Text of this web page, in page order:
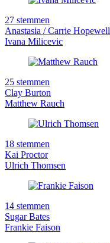
27 stemmen
Anastasia / Carrie Hopewell
Ivana Milicevic
25 stemmen
Clay Burton
Matthew Rauch
18 stemmen
Kai Proctor
Ulrich Thomsen
14 stemmen
Sugar Bates
Frankie Faison